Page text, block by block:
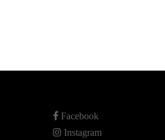
Facebook
Instagram